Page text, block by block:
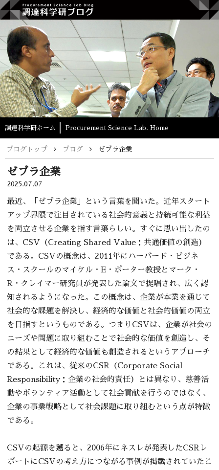
調達科学研ホーム Procurement Science Lab. Home
ブログ ゼブラ企業
ゼブラ企業
2025.07.07
最近、「ゼブラ企業」という言葉を聞いた。近年スタート
アップ界隈で注目されている社会的意義と持続可能な利益
を両立させる企業を指す言葉らしい。すぐに思い出したの
は、CSV（Creating Shared Value：共通価値の創造）
である。CSVの概念は、2011年にハーバード・ビジネ
ス・スクールのマイケル・E・ポーター教授とマーク・
R・クレイマー研究員が発表した論文で提唱され、広く認
知されるようになった。この概念は、企業が本業を通じて
社会的な課題を解決し、経済的な価値と社会的価値の両立
を目指すというものである。つまりCSVは、企業が社会の
ニーズや問題に取り組むことで社会的な価値を創造し、そ
の結果として経済的な価値も創造されるというアプローチ
である。これは、従来のCSR（Corporate Social
Responsibility：企業の社会的責任）とは異なり、慈善活
動やボランティア活動として社会貢献を行うのではなく、
企業の事業戦略として社会課題に取り組むという点が特徴
である。
CSVの起源を遡ると、2006年にネスレが発表したCSRレ
ポートにCSVの考え方につながる事例が掲載されていたこ